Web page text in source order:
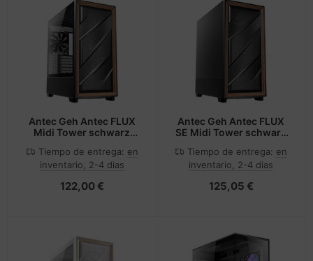
Antec Geh Antec FLUX
Midi Tower schwarz
Tiempo de entrega: en
inventario, 2-4 dias
122,00 €
Antec Geh Antec FLUX
SE Midi Tower schwarz
Tiempo de entrega: en
inventario, 2-4 dias
125,05 €